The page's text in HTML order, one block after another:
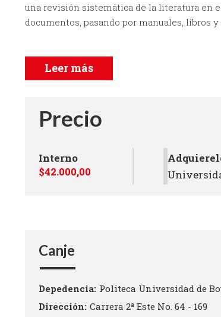
una revisión sistemática de la literatura en
documentos, pasando por manuales, libros
Leer más
Precio
Interno
$42.000,00
Canje
Depedencia Politeca Universidad de
Dirección Carrera 2ª Este No. 64 - 169